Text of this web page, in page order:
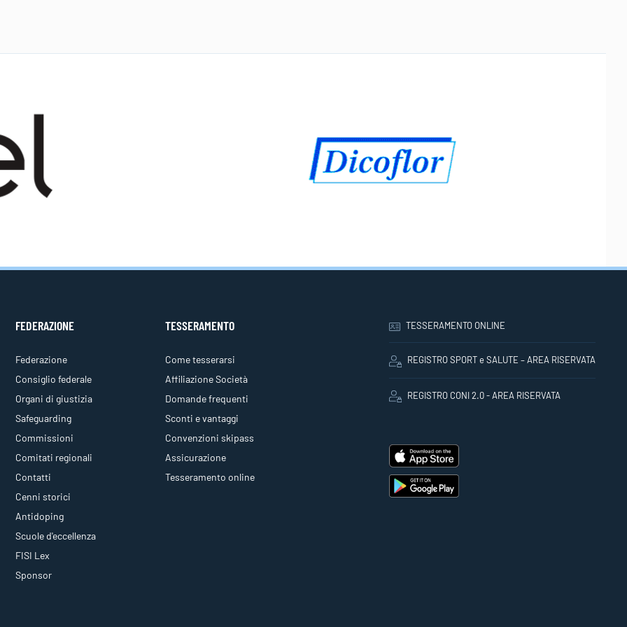
FEDERAZIONE
Federazione
Consiglio federale
Organi di giustizia
Safeguarding
Commissioni
Comitati regionali
Contatti
Cenni storici
Antidoping
Scuole d'eccellenza
FISI Lex
Sponsor
TESSERAMENTO
Come tesserarsi
Affiliazione Società
Domande frequenti
Sconti e vantaggi
Convenzioni skipass
Assicurazione
Tesseramento online
TESSERAMENTO ONLINE
REGISTRO SPORT e SALUTE – AREA RISERVATA
REGISTRO CONI 2.0 - AREA RISERVATA